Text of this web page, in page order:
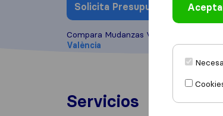
Solicita Presupuestos
Compara Mudanzas Valencia MV con
València
Servicios